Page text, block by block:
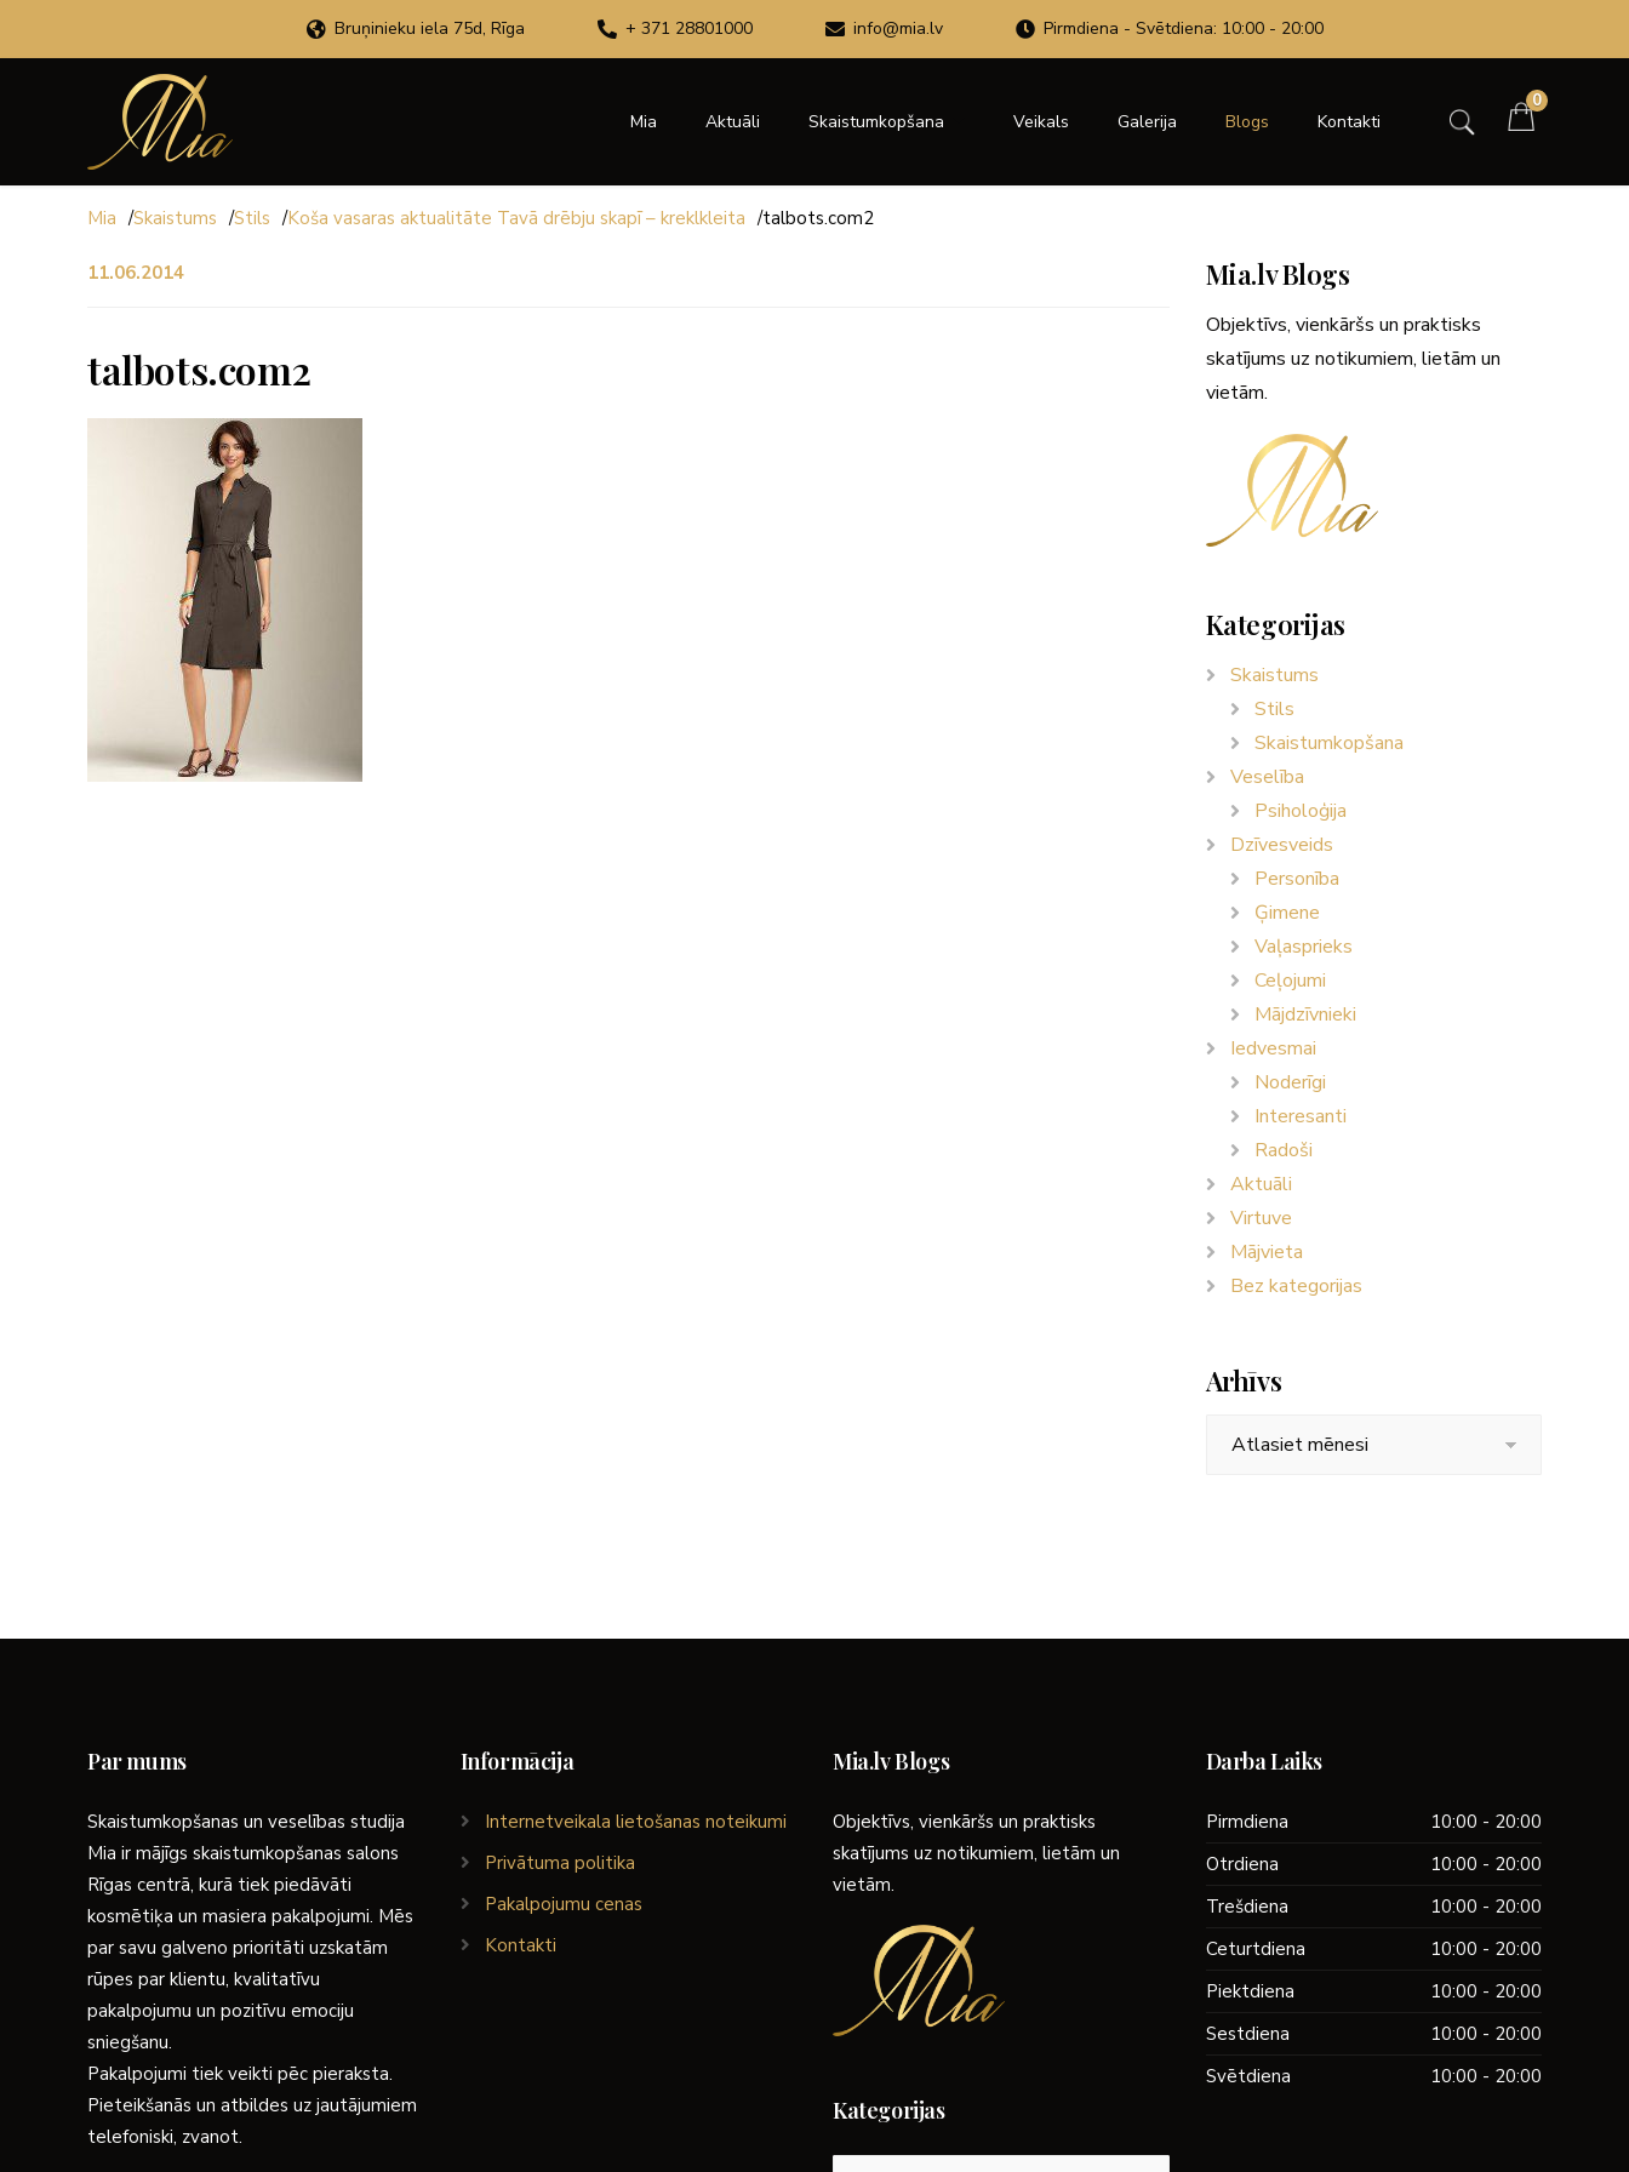
Bruņinieku iela 75d, Rīga + 371 28801000 info@mia.lv Pirmdiena - Svētdiena: 10:00 - 20:00
Mia Aktuāli Skaistumkopšana Veikals Galerija Blogs Kontakti
0
Mia /Skaistums /Stils /Koša vasaras aktualitāte Tavā drēbju skapī – kreklkleita /talbots.com2
11.06.2014
talbots.com2
Mia.lv Blogs
Objektīvs, vienkāršs un praktisks
skatījums uz notikumiem, lietām un
vietām.
Kategorijas
Skaistums
Stils
Skaistumkopšana
Veselība
Psiholoģija
Dzīvesveids
Personība
Ģimene
Vaļasprieks
Ceļojumi
Mājdzīvnieki
Iedvesmai
Noderīgi
Interesanti
Radoši
Aktuāli
Virtuve
Mājvieta
Bez kategorijas
Arhīvs
Par mums
Skaistumkopšanas un veselības studija
Mia ir mājīgs skaistumkopšanas salons
Rīgas centrā, kurā tiek piedāvāti
kosmētiķa un masiera pakalpojumi. Mēs
par savu galveno prioritāti uzskatām
rūpes par klientu, kvalitatīvu
pakalpojumu un pozitīvu emociju
sniegšanu.
Pakalpojumi tiek veikti pēc pieraksta.
Pieteikšanās un atbildes uz jautājumiem
telefoniski, zvanot.
Informācija
Internetveikala lietošanas noteikumi
Privātuma politika
Pakalpojumu cenas
Kontakti
Mia.lv Blogs
Objektīvs, vienkāršs un praktisks
skatījums uz notikumiem, lietām un
vietām.
Kategorijas
Darba Laiks
Pirmdiena
10:00 - 20:00
Otrdiena
10:00 - 20:00
Trešdiena
10:00 - 20:00
Ceturtdiena
10:00 - 20:00
Piektdiena
10:00 - 20:00
Sestdiena
10:00 - 20:00
Svētdiena
10:00 - 20:00